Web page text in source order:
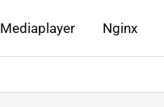
Mediaplayer Nginx